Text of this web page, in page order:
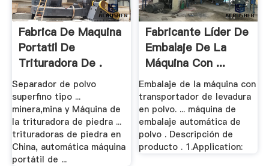
Fabrica De Maquina
Portatil De
Trituradora De .
Separador de polvo
superfino tipo ...
minera,mina y Máquina de
la trituradora de piedra ...
trituradoras de piedra en
China, automática máquina
portátil de ...
Fabricante Líder De
Embalaje De La
Máquina Con ...
Embalaje de la máquina con
transportador de levadura
en polvo. ... máquina de
embalaje automática de
polvo . Descripción de
producto . 1.Application: